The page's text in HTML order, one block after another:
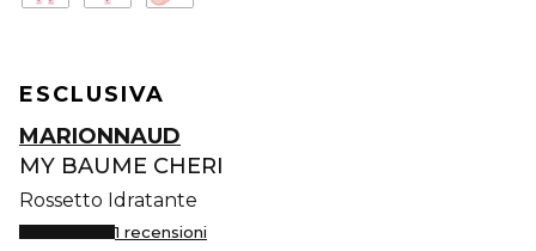
ESCLUSIVA
MARIONNAUD
MY BAUME CHERI
Rossetto Idratante
1 recensioni